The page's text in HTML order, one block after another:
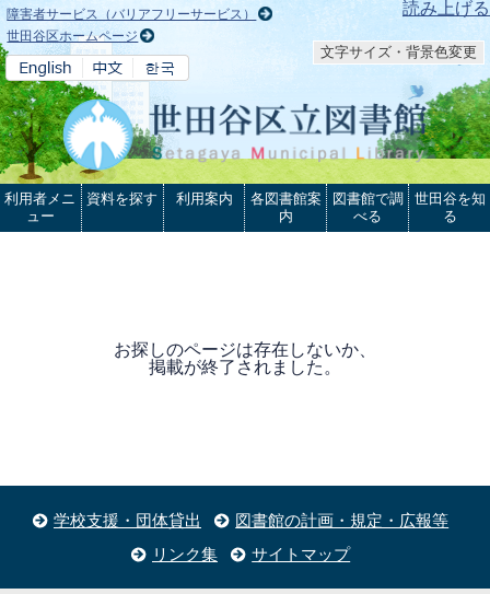
本文へ 読み上げる
障害者サービス（バリアフリーサービス）
世田谷区ホームページ
文字サイズ・背景色変更
利用者メニ
ュー
資料を探す 利用案内
各図書館案
内
図書館で調
べる
世田谷を知
る
お探しのページは存在しないか、
掲載が終了されました。
学校支援・団体貸出
図書館の計画・規定・広報等
リンク集
サイトマップ